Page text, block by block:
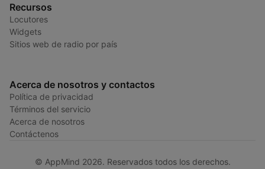
Recursos
Locutores
Widgets
Sitios web de radio por país
Acerca de nosotros y contactos
Política de privacidad
Términos del servicio
Acerca de nosotros
Contáctenos
© AppMind 2026. Reservados todos los derechos.